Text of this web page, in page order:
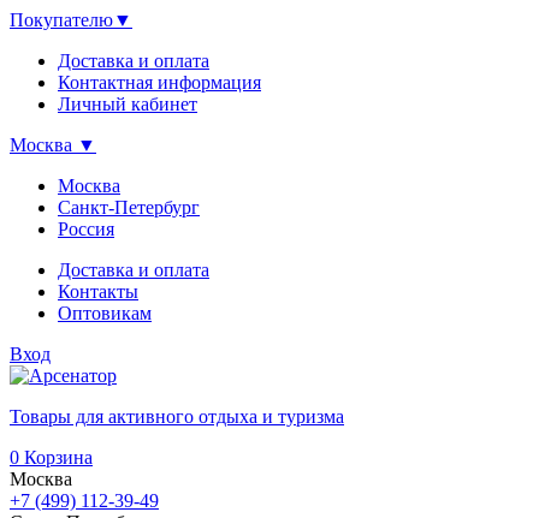
Покупателю▼
Доставка и оплата
Контактная информация
Личный кабинет
Москва ▼
Москва
Санкт-Петербург
Россия
Доставка и оплата
Контакты
Оптовикам
Вход
Товары для активного отдыха и туризма
0 Корзина
Москва
+7 (499) 112-39-49